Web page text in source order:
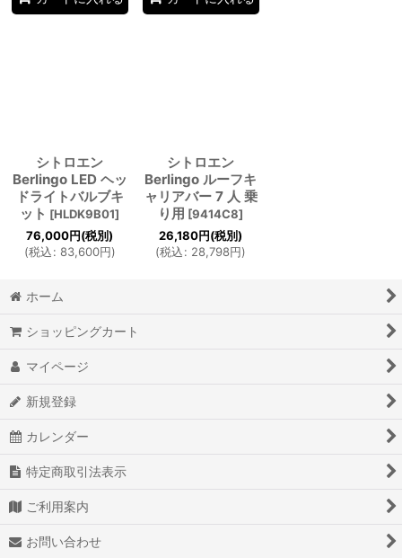
シトロエン
Berlingo LED ヘッ
ドライトバルブキ
ット [HLDK9B01]
76,000円(税別)
(税込: 83,600円)
シトロエン
Berlingo ルーフキ
ャリアバー 7 人 乗
り用 [9414C8]
26,180円(税別)
(税込: 28,798円)
ホーム
ショッピングカート
マイページ
新規登録
カレンダー
特定商取引法表示
ご利用案内
お問い合わせ